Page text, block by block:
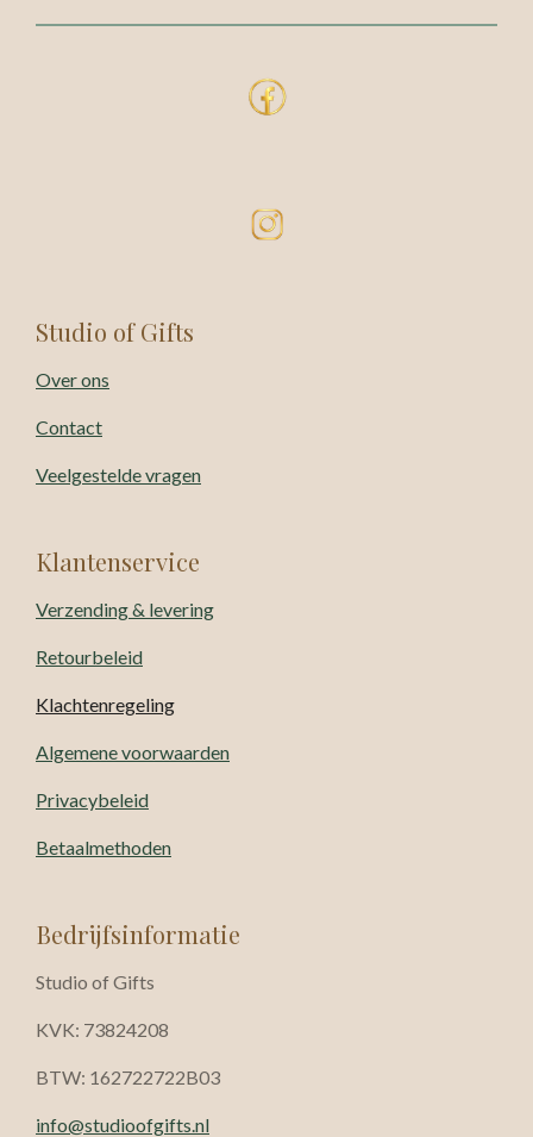
Studio of Gifts
Over ons
Contact
Veelgestelde vragen
Klantenservice
Verzending & levering
Retourbeleid
Klachtenregeling
Algemene voorwaarden
Privacybeleid
Betaalmethoden
Bedrijfsinformatie
Studio of Gifts
KVK: 73824208
BTW: 162722722B03
info@studioofgifts.nl